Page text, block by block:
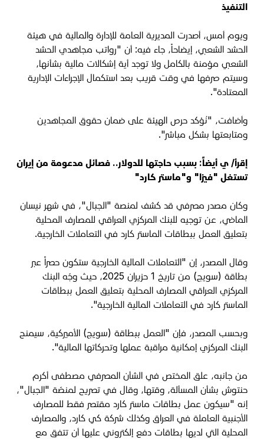
التنفيذ
ويوم أمس، أصدرت المديرية العامة للإدارة والمالية في هيئة
الحشد الشعبي، إيضاحاً، جاء فيه: أن "رواتب مجاهدي الحشد
الشعبي مؤمنة بالكامل ولا توجد أية إشكالات مالية بشأنها،
وسيتم صرفها في وقت قريب بعد استكمال الإجراءات الإدارية
المعتادة".
وأضافت، "نُؤكد حرص الهيئة على ضمان حقوق المجاهدين
ومتابعتها بشكل مباشر".
إقرأ/ ي أيضاً: بسبب حاجتها للدولار.. فصائل مدعومة من إيران
تستغل "فيزا" و"ماستر كارد"
وكان مصدر مصرفي قد كشف لمنصة "الجبال"، في شهر نيسان
الماضي، عن توجيه للبنك المركزي العراقي للمصارف المحلية
بتعليق العمل ببطاقات الماستر كارد في التعاملات الخارجية.
وقال المصدر، إن "التعاملات المالية الخارجية ستكون حصراً عبر
بطاقة (سويج) من تاريخ 1 حزيران 2025، حيث وجّه البنك
المركزي العراقي المصارف المحلية بتعليق العمل ببطاقات
الماستر كارد في التعاملات المالية الخارجية".
وبحسب المصدر، فإن "العمل ببطاقة (سويج) الأميركية، سيمنح
البنك المركزي إمكانية مراقبة عملها وتحركاتها المالية".
من جانبه، علق المختص في الشأن المصرفي مصطفى أكرم
حنتوش بشأن المسألة، وقتها، وقال في تصريح لمنصّة "الجبال"،
إنه "سيكون عمل بطاقات ماستر كارد مقتصر فقط للمصارف
الأجنبية العاملة في العراق وكذلك شركة كي كارد، والمصارف
المحلية التي لديها بطاقات دفع إلكتروني عليها أن تتفق مع